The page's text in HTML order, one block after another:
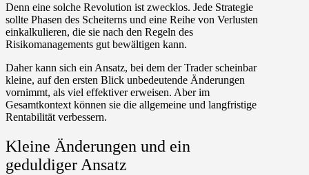
Denn eine solche Revolution ist zwecklos. Jede Strategie
sollte Phasen des Scheiterns und eine Reihe von Verlusten
einkalkulieren, die sie nach den Regeln des
Risikomanagements gut bewältigen kann.
Daher kann sich ein Ansatz, bei dem der Trader scheinbar
kleine, auf den ersten Blick unbedeutende Änderungen
vornimmt, als viel effektiver erweisen. Aber im
Gesamtkontext können sie die allgemeine und langfristige
Rentabilität verbessern.
Kleine Änderungen und ein
geduldiger Ansatz